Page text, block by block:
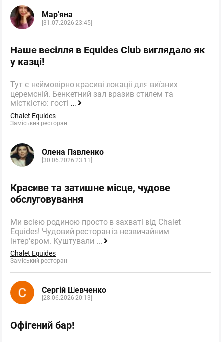
Мар'яна
[31.07.2026 23:45]
Наше весілля в Equides Club виглядало як
у казці!
Тут є неймовірно красиві локаціі для виїзних
церемоній. Бенкетний зал вразив стилем та
місткістю: гості ...
Chalet Equides
Заміський ресторан
Олена Павленко
[30.06.2026 23:11]
Красиве та затишне місце, чудове
обслуговування
Ми всією родиною просто в захваті від Chalet
Equides! Чудовий ресторан із незвичайним
інтер'єром. Куштували ...
Chalet Equides
Заміський ресторан
Сергій Шевченко
[28.06.2026 20:13]
Офігений бар!